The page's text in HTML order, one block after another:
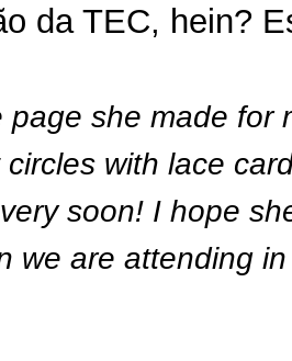
da TEC, hein?
page she made for
with lace
soon! I hope
we are attending